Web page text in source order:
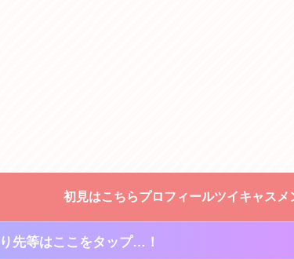
初見はこちらプロフィールツイキャスメ
等はここをタップ…！